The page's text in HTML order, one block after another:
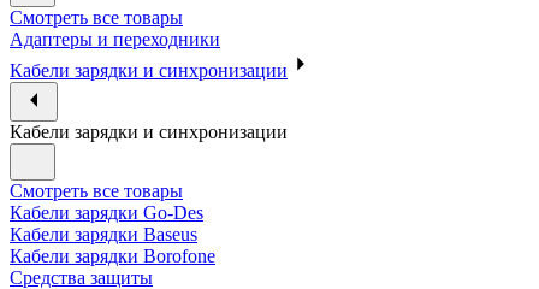
Смотреть все товары
Адаптеры и переходники
Кабели зарядки и синхронизации
Кабели зарядки и синхронизации
Смотреть все товары
Кабели зарядки Go-Des
Кабели зарядки Baseus
Кабели зарядки Borofone
Средства защиты